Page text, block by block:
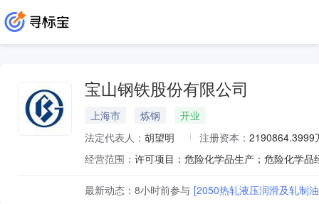
宝山钢铁股份有限公司
上海市 炼钢
开业
法定代表人： 胡望明 注册资本： 2190864.3999
经营范围：
最新动态： 8小时前参与 [2050热轧液压润滑及轧制